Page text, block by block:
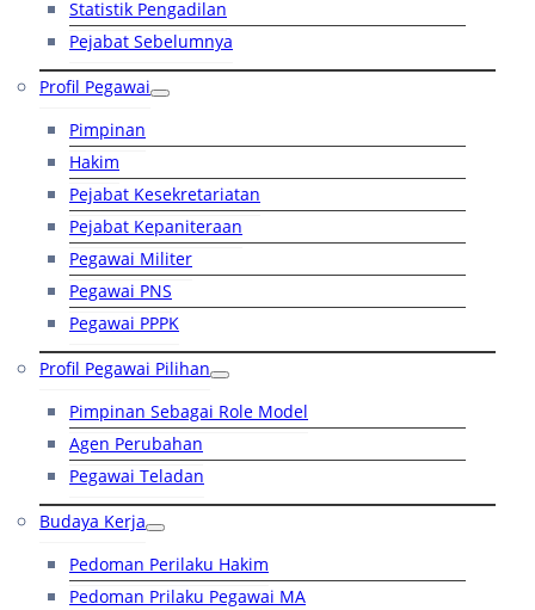
Statistik Pengadilan
Pejabat Sebelumnya
Profil Pegawai
Pimpinan
Hakim
Pejabat Kesekretariatan
Pejabat Kepaniteraan
Pegawai Militer
Pegawai PNS
Pegawai PPPK
Profil Pegawai Pilihan
Pimpinan Sebagai Role Model
Agen Perubahan
Pegawai Teladan
Budaya Kerja
Pedoman Perilaku Hakim
Pedoman Prilaku Pegawai MA